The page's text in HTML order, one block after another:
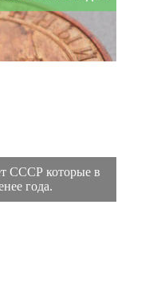
СССР которые в
года.